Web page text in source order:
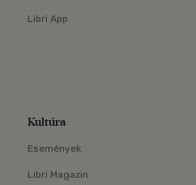
Libri App
Kultúra
Események
Libri Magazin